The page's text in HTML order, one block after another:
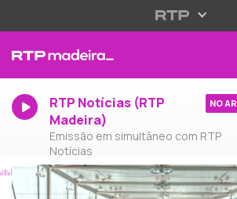
RTP Notícias (RTP
Madeira)
Emissão em simultâneo com RTP
Notícias
NO AR